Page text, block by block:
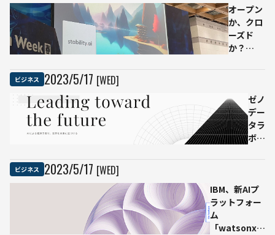
オープン
か、クロ
ーズド
か？
未来
ビジネス 2023/5/17 [WED]
ゼノ
デー
タラ
ボ、
言語
生成
発表
ビジネス 2023/5/17 [WED]
IBM、新AIプ
ラットフォー
ム
「watsonx」